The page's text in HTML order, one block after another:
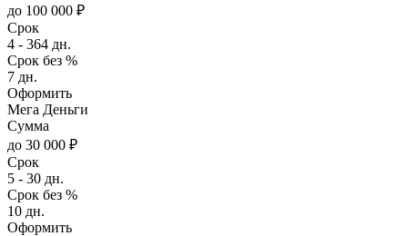
до 100 000 ₽
Срок
4 - 364 дн.
Срок без %
7 дн.
Оформить
Мега Деньги
Сумма
до 30 000 ₽
Срок
5 - 30 дн.
Срок без %
10 дн.
Оформить